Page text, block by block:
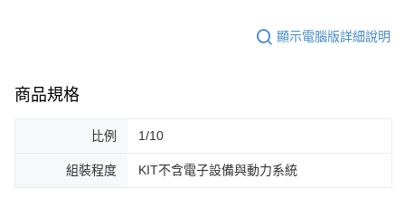
顯示電腦版詳細說明
商品規格
比例 1/10
組裝程度 KIT不含電子設備與動力系統